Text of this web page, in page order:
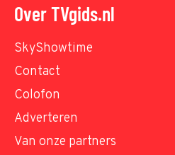
Over TVgids.nl
SkyShowtime
Contact
Colofon
Adverteren
Van onze partners